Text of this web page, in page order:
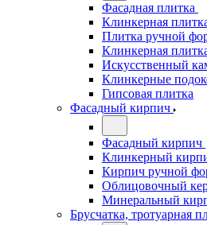
Фасадная плитка
Клинкерная
Плитка ручной
Клинкерная
Искусственный
Клинкерные
Гипсовая плитка
Фасадный кирпич
Фасадный кирпич
Клинкерный
Кирпич ручной
Облицовочный
Минеральный
Брусчатка, тротуарная